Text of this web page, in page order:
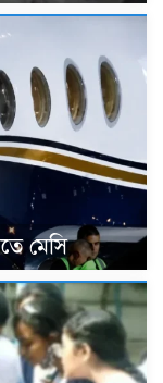
মেসি